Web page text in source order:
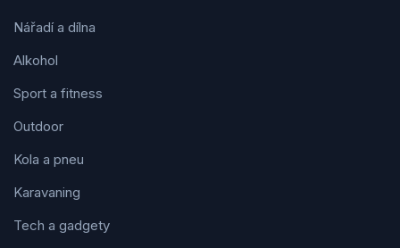
Nářadí a dílna
Alkohol
Sport a fitness
Outdoor
Kola a pneu
Karavaning
Tech a gadgety